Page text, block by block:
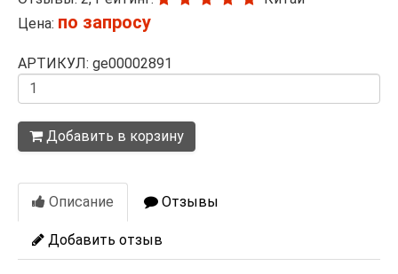
Цена: по запросу
АРТИКУЛ: ge00002891
Количество
Добавить в корзину
Описание Отзывы
Добавить отзыв